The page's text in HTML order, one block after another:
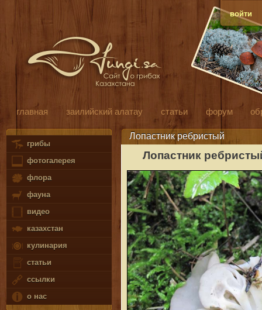
войти
главная заилийский алатау статьи форум
грибы
фотогалерея
флора
фауна
видео
казахстан
кулинария
статьи
ссылки
о нас
Лопастник ребристый
Лопастник